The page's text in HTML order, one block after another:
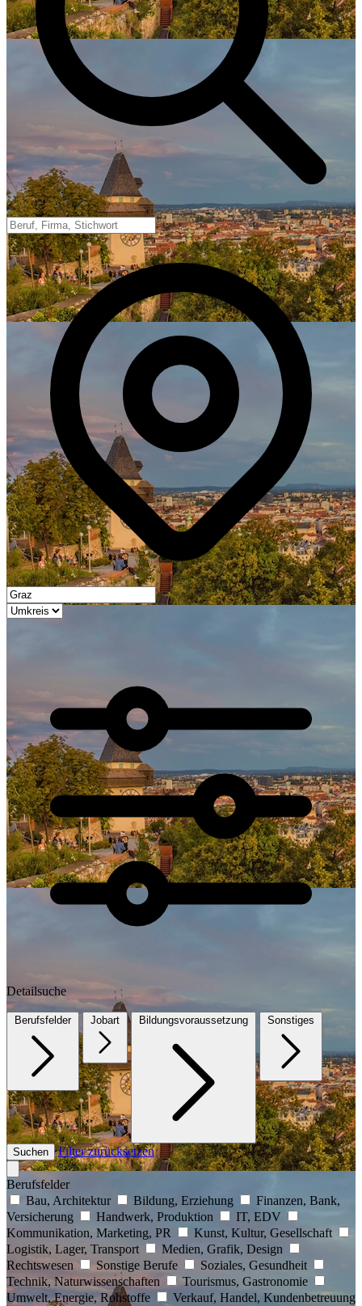
Detailsuche
Berufsfelder Jobart Bildungsvoraussetzung Sonstiges
Suchen Filter zurücksetzen
Berufsfelder
Bau, Architektur
Bildung, Erziehung
Finanzen, Bank,
Versicherung
Handwerk, Produktion
IT, EDV
Kommunikation, Marketing, PR
Kunst, Kultur, Gesellschaft
Logistik, Lager, Transport
Medien, Grafik, Design
Rechtswesen
Sonstige Berufe
Soziales, Gesundheit
Technik, Naturwissenschaften
Tourismus, Gastronomie
Umwelt, Energie, Rohstoffe
Verkauf, Handel, Kundenbetreuung